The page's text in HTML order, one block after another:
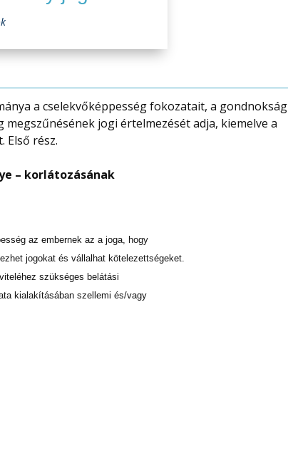
a cselekvőképpesség fokozatait, a gondnokság
jogi értelmezését adja, kiemelve a
Első rész.
– korlátozásának
az embernek az a joga, hogy
jogokat és vállalhat kötelezettségeket.
szükséges belátási
kialakításában szellemi és/vagy